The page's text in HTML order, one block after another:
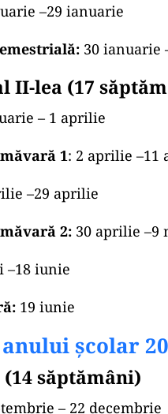
–29 ianuarie
30 ianuarie
II-lea (17
– 1 aprilie
1: 2 aprilie –11
–29 aprilie
2: 30 aprilie –9
–18 iunie
19 iunie
școlar
săptămâni)
– 22 decembrie